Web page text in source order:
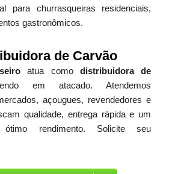
para churrasqueiras residenciais,
gastronômicos.
de Carvão
atua como distribuidora de
em atacado. Atendemos
açougues, revendedores e
qualidade, entrega rápida e um
rendimento. Solicite seu